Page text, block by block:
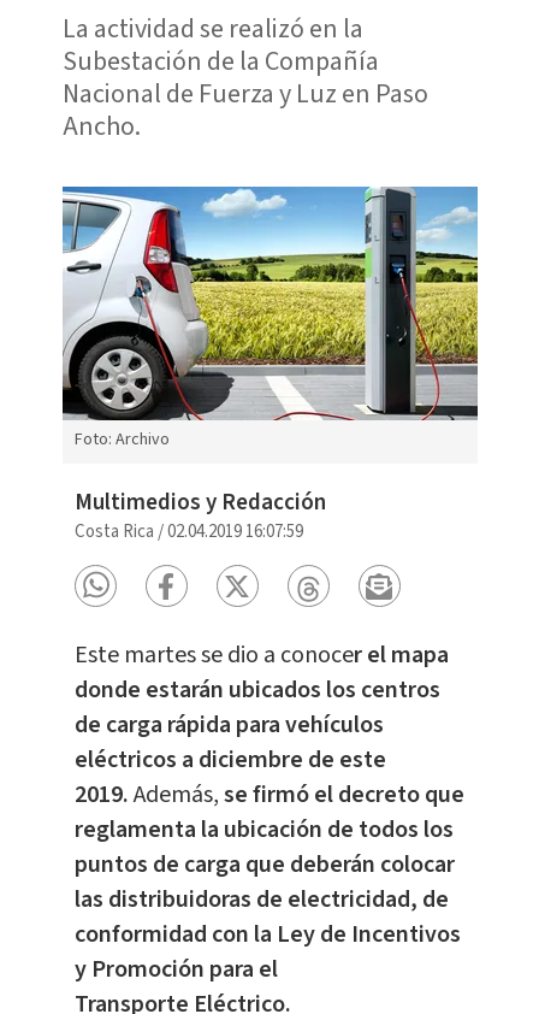
La actividad se realizó en la
Subestación de la Compañía
Nacional de Fuerza y Luz en Paso
Ancho.
Foto: Archivo
Multimedios y Redacción
Costa Rica /02.04.2019 16:07:59
Este martes se dio a conocer el mapa
donde estarán ubicados los centros
de carga rápida para vehículos
eléctricos a diciembre de este
2019.Además,se firmó el decreto que
reglamenta la ubicación de todos los
puntos de carga que deberán colocar
las distribuidoras de electricidad, de
conformidad con la Ley de Incentivos
y Promoción para el
Transporte Eléctrico.